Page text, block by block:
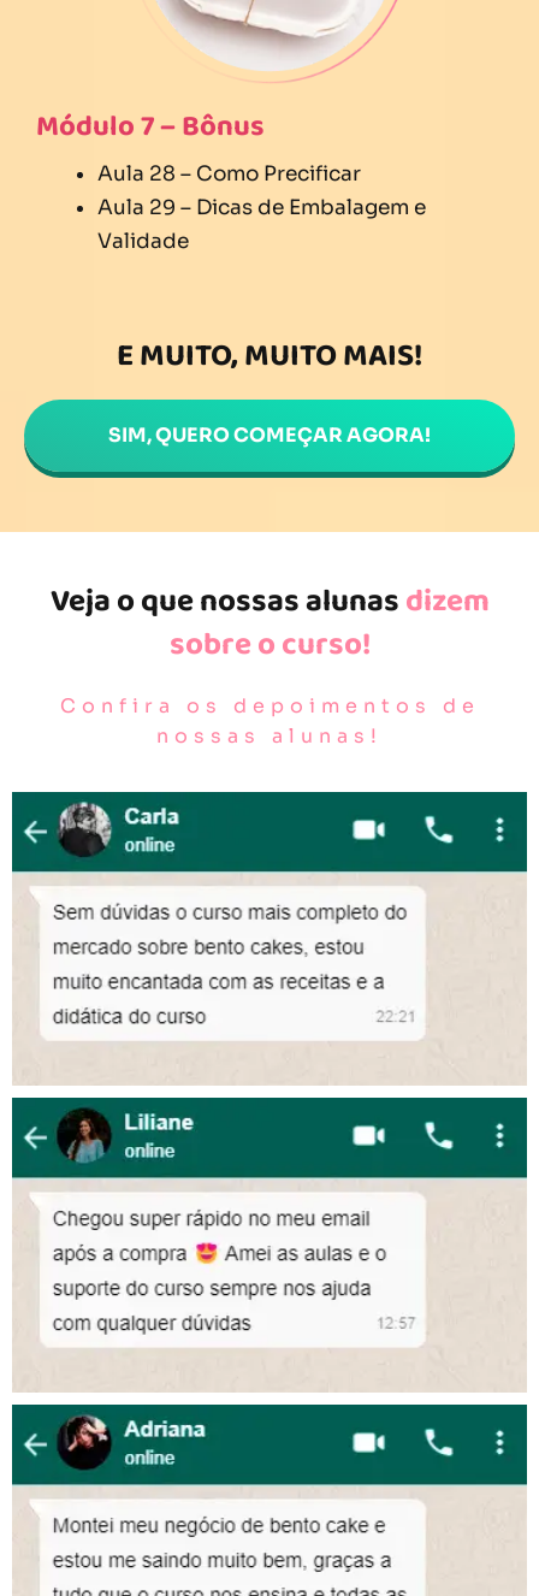
Módulo 7 – Bônus
Aula 28 – Como Precificar
Aula 29 – Dicas de Embalagem e
Validade
E MUITO, MUITO MAIS!
SIM, QUERO COMEÇAR AGORA!
Veja o que nossas alunasdizem
sobre o curso!
Confira os depoimentos de
nossas alunas!